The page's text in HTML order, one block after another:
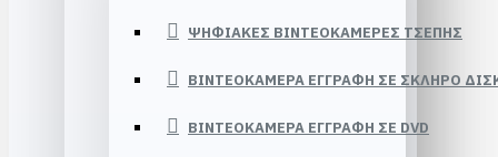
ΨΗΦΙΑΚΕΣ ΒΙΝΤΕΟΚΑΜΕΡΕΣ ΤΣΕΠΗΣ
ΒΙΝΤΕΟΚΑΜΕΡΑ ΕΓΓΡΑΦΗ ΣΕ ΣΚΛΗΡΟ
ΒΙΝΤΕΟΚΑΜΕΡΑ ΕΓΓΡΑΦΗ ΣΕ DVD